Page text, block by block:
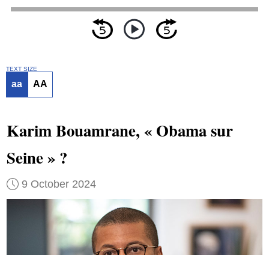
TEXT SIZE
aa AA
Karim Bouamrane, « Obama sur
Seine » ?
9 October 2024